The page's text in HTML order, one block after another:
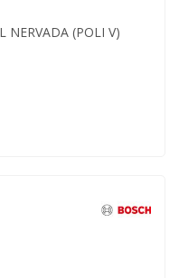
NERVADA (POLI V)